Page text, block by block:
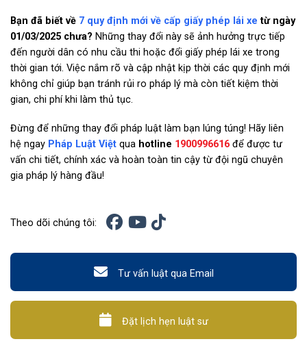
Bạn đã biết về 7 quy định mới về cấp giấy phép lái xe từ ngày
01/03/2025 chưa? Những thay đổi này sẽ ảnh hưởng trực tiếp
đến người dân có nhu cầu thi hoặc đổi giấy phép lái xe trong
thời gian tới. Việc nắm rõ và cập nhật kịp thời các quy định mới
không chỉ giúp bạn tránh rủi ro pháp lý mà còn tiết kiệm thời
gian, chi phí khi làm thủ tục.
Đừng để những thay đổi pháp luật làm bạn lúng túng! Hãy liên
hệ ngay Pháp Luật Việt qua hotline 1900996616 để được tư
vấn chi tiết, chính xác và hoàn toàn tin cậy từ đội ngũ chuyên
gia pháp lý hàng đầu!
Theo dõi chúng tôi:
Tư vấn luật qua Email
Đặt lịch hẹn luật sư